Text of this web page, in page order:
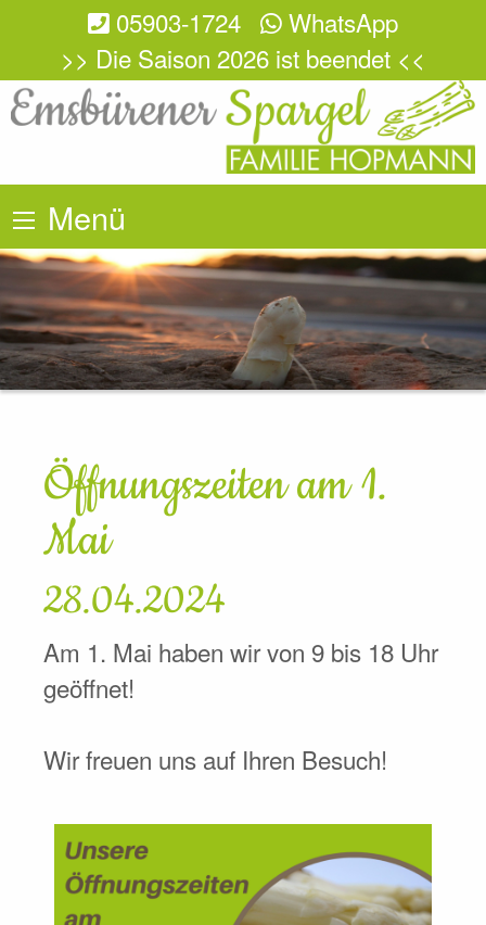
05903-1724
WhatsApp
>> Die Saison 2026 ist beendet <<
Menü
Öffnungszeiten am 1.
Mai
28.04.2024
Am 1. Mai haben wir von 9 bis 18 Uhr
geöffnet!
Wir freuen uns auf Ihren Besuch!